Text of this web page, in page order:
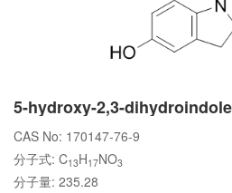
CAS No: 170147-76-9
分子式: C13H17NO3
分子量: 235.28